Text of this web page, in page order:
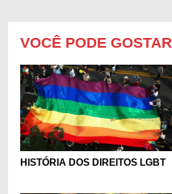
VOCÊ PODE GOSTAR
HISTÓRIA DOS DIREITOS LGBT